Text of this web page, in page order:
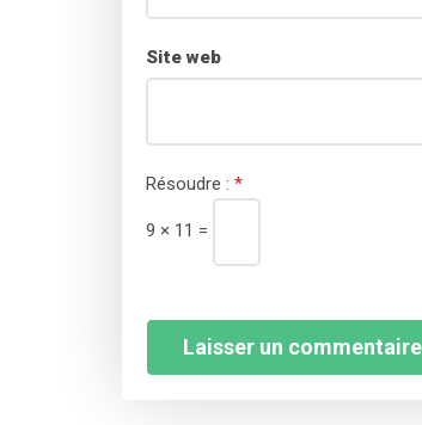
Site web
Résoudre : *
9 × 11 =